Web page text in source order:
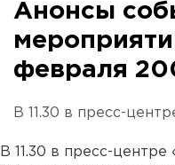
Анонсы
февраля
В 11.30 в пресс-
В 11.30 в пресс-